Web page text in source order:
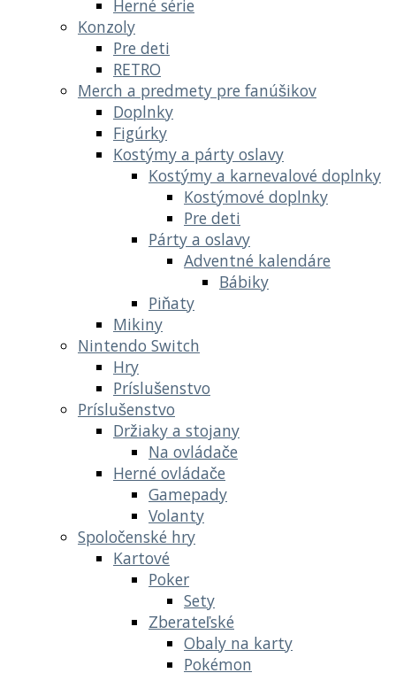
Herné série
Konzoly
Pre deti
RETRO
Merch a predmety pre fanúšikov
Doplnky
Figúrky
Kostýmy a párty oslavy
Kostýmy a karnevalové doplnky
Kostýmové doplnky
Pre deti
Párty a oslavy
Adventné kalendáre
Bábiky
Piňaty
Mikiny
Nintendo Switch
Hry
Príslušenstvo
Príslušenstvo
Držiaky a stojany
Na ovládače
Herné ovládače
Gamepady
Volanty
Spoločenské hry
Kartové
Poker
Sety
Zberateľské
Obaly na karty
Pokémon